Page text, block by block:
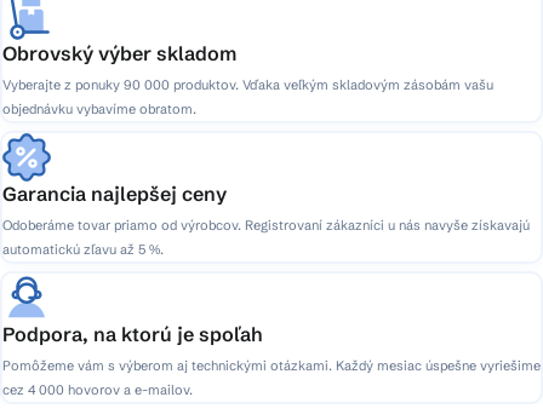
Obrovský výber skladom
Vyberajte z ponuky 90 000 produktov. Vďaka veľkým skladovým zásobám vašu
objednávku vybavíme obratom.
Garancia najlepšej ceny
Odoberáme tovar priamo od výrobcov. Registrovaní zákazníci u nás navyše získavajú
automatickú zľavu až 5 %.
Podpora, na ktorú je spoľah
Pomôžeme vám s výberom aj technickými otázkami. Každý mesiac úspešne vyriešime
cez 4 000 hovorov a e-mailov.